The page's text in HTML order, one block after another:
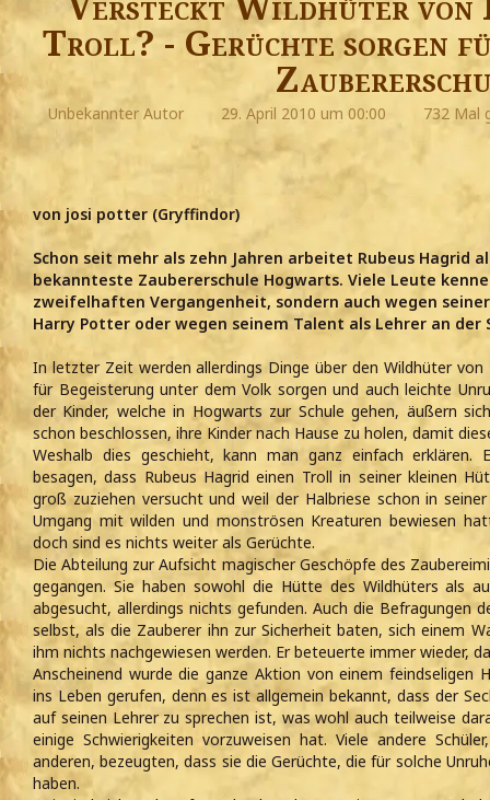
Troll? - Gerüchte sorgen
Unbekannter Autor 29. April 2010 um 00:00 732 Mal
von josi potter (Gryffindor)
Schon seit mehr als zehn Jahren arbeitet Rubeus Hagrid
bekannteste Zaubererschule Hogwarts. Viele Leute
zweifelhaften Vergangenheit, sondern auch wegen
Harry Potter oder wegen seinem Talent als Lehrer an der
In letzter Zeit werden allerdings Dinge über den Wildhüter
für Begeisterung unter dem Volk sorgen und auch leichte
der Kinder, welche in Hogwarts zur Schule gehen, äußern
schon beschlossen, ihre Kinder nach Hause zu holen, damit
Weshalb dies geschieht, kann man ganz einfach erklären.
besagen, dass Rubeus Hagrid einen Troll in seiner kleinen
groß zuziehen versucht und weil der Halbriese schon in
Umgang mit wilden und monströsen Kreaturen bewiesen
doch sind es nichts weiter als Gerüchte.
Die Abteilung zur Aufsicht magischer Geschöpfe des
gegangen. Sie haben sowohl die Hütte des Wildhüters als
abgesucht, allerdings nichts gefunden. Auch die Befragungen
selbst, als die Zauberer ihn zur Sicherheit baten, sich einem
ihm nichts nachgewiesen werden. Er beteuerte immer wieder,
Anscheinend wurde die ganze Aktion von einem feindseligen
ins Leben gerufen, denn es ist allgemein bekannt, dass der
auf seinen Lehrer zu sprechen ist, was wohl auch teilweise
einige Schwierigkeiten vorzuweisen hat. Viele andere
anderen, bezeugten, dass sie die Gerüchte, die für solche
haben.